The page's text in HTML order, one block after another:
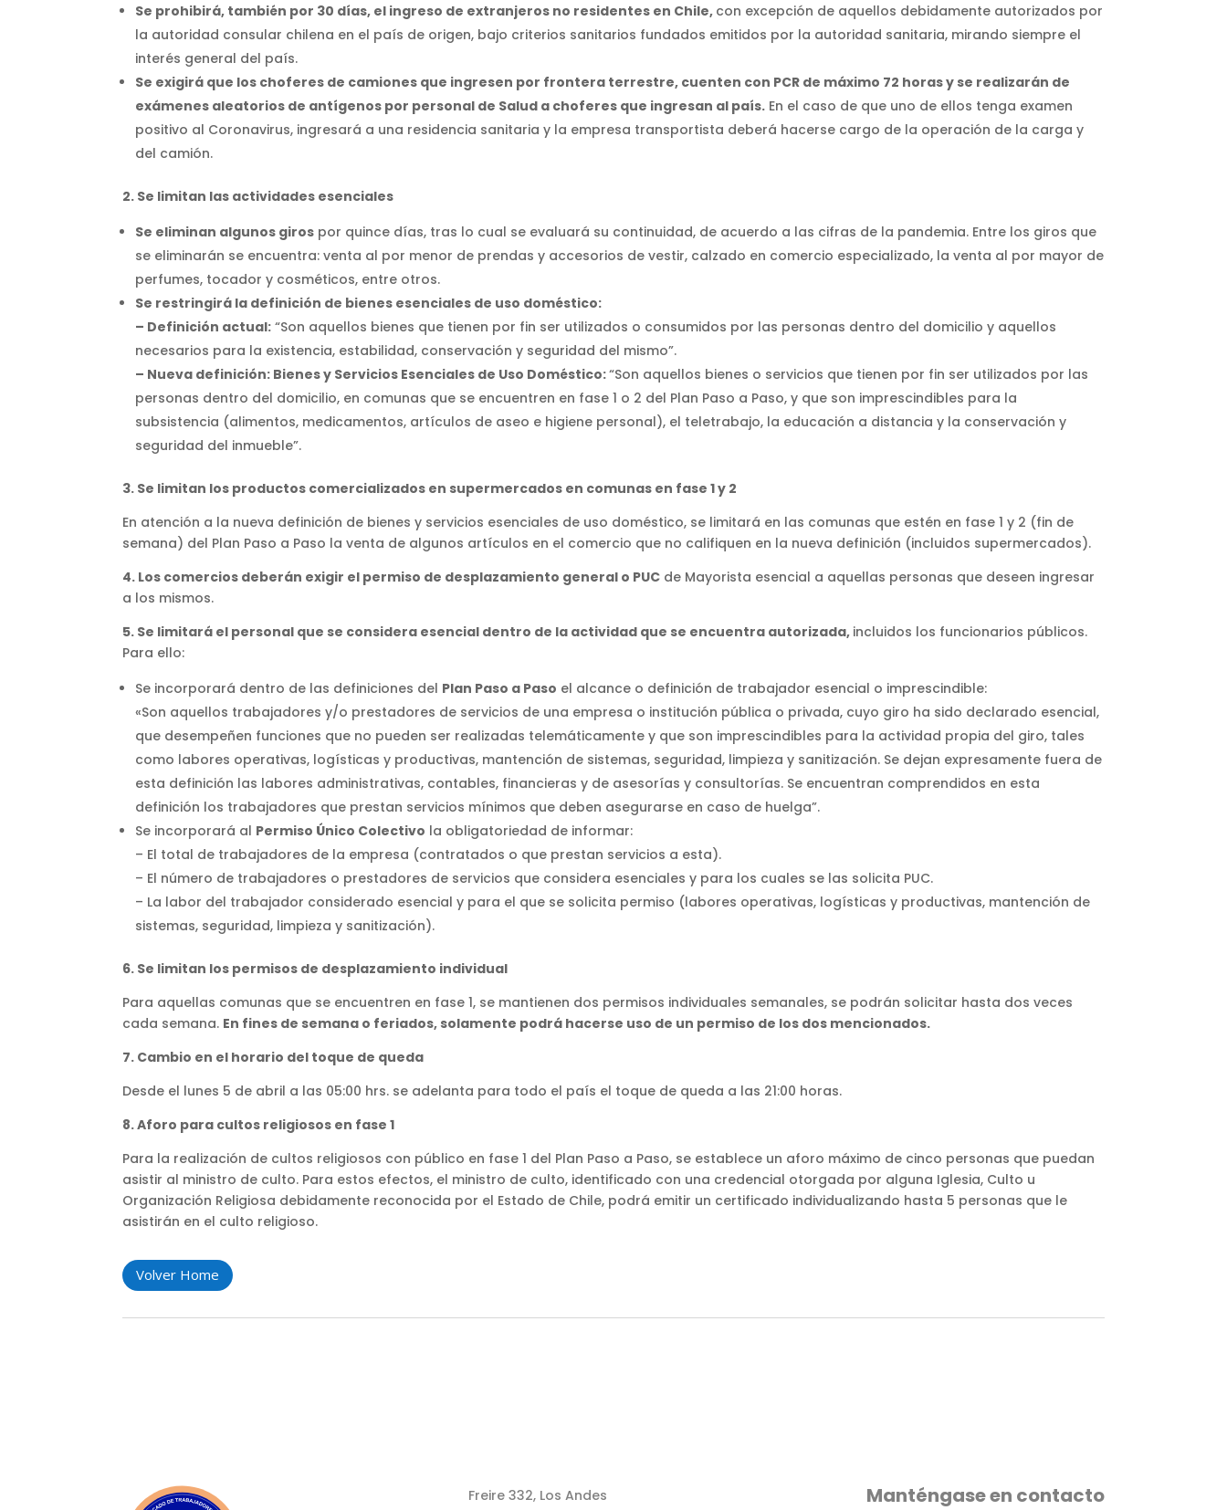
Se prohibirá, también por 30 días, el ingreso de extranjeros no residentes en Chile, con excepción de aquellos debidamente autorizados por
la autoridad consular chilena en el país de origen, bajo criterios sanitarios fundados emitidos por la autoridad sanitaria, mirando siempre el
interés general del país.
Se exigirá que los choferes de camiones que ingresen por frontera terrestre, cuenten con PCR de máximo 72 horas y se realizarán de
exámenes aleatorios de antígenos por personal de Salud a choferes que ingresan al país. En el caso de que uno de ellos tenga examen
positivo al Coronavirus, ingresará a una residencia sanitaria y la empresa transportista deberá hacerse cargo de la operación de la carga y
del camión.
2. Se limitan las actividades esenciales
Se eliminan algunos giros por quince días, tras lo cual se evaluará su continuidad, de acuerdo a las cifras de la pandemia. Entre los giros que
se eliminarán se encuentra: venta al por menor de prendas y accesorios de vestir, calzado en comercio especializado, la venta al por mayor de
perfumes, tocador y cosméticos, entre otros.
Se restringirá la definición de bienes esenciales de uso doméstico:
– Definición actual: “Son aquellos bienes que tienen por fin ser utilizados o consumidos por las personas dentro del domicilio y aquellos
necesarios para la existencia, estabilidad, conservación y seguridad del mismo”.
– Nueva definición: Bienes y Servicios Esenciales de Uso Doméstico:“Son aquellos bienes o servicios que tienen por fin ser utilizados por las
personas dentro del domicilio, en comunas que se encuentren en fase 1 o 2 del Plan Paso a Paso, y que son imprescindibles para la
subsistencia (alimentos, medicamentos, artículos de aseo e higiene personal), el teletrabajo, la educación a distancia y la conservación y
seguridad del inmueble”.
3. Se limitan los productos comercializados en supermercados en comunas en fase 1 y 2
En atención a la nueva definición de bienes y servicios esenciales de uso doméstico, se limitará en las comunas que estén en fase 1 y 2 (fin de
semana) del Plan Paso a Paso la venta de algunos artículos en el comercio que no califiquen en la nueva definición (incluidos supermercados).
4. Los comercios deberán exigir el permiso de desplazamiento general o PUC de Mayorista esencial a aquellas personas que deseen ingresar
a los mismos.
5. Se limitará el personal que se considera esencial dentro de la actividad que se encuentra autorizada, incluidos los funcionarios públicos.
Para ello:
Se incorporará dentro de las definiciones del Plan Paso a Paso el alcance o definición de trabajador esencial o imprescindible:
«Son aquellos trabajadores y/o prestadores de servicios de una empresa o institución pública o privada, cuyo giro ha sido declarado esencial,
que desempeñen funciones que no pueden ser realizadas telemáticamente y que son imprescindibles para la actividad propia del giro, tales
como labores operativas, logísticas y productivas, mantención de sistemas, seguridad, limpieza y sanitización. Se dejan expresamente fuera de
esta definición las labores administrativas, contables, financieras y de asesorías y consultorías. Se encuentran comprendidos en esta
definición los trabajadores que prestan servicios mínimos que deben asegurarse en caso de huelga”.
Se incorporará al Permiso Único Colectivo la obligatoriedad de informar:
– El total de trabajadores de la empresa (contratados o que prestan servicios a esta).
– El número de trabajadores o prestadores de servicios que considera esenciales y para los cuales se las solicita PUC.
– La labor del trabajador considerado esencial y para el que se solicita permiso (labores operativas, logísticas y productivas, mantención de
sistemas, seguridad, limpieza y sanitización).
6. Se limitan los permisos de desplazamiento individual
Para aquellas comunas que se encuentren en fase 1, se mantienen dos permisos individuales semanales, se podrán solicitar hasta dos veces
cada semana. En fines de semana o feriados, solamente podrá hacerse uso de un permiso de los dos mencionados.
7. Cambio en el horario del toque de queda
Desde el lunes 5 de abril a las 05:00 hrs. se adelanta para todo el país el toque de queda a las 21:00 horas.
8. Aforo para cultos religiosos en fase 1
Para la realización de cultos religiosos con público en fase 1 del Plan Paso a Paso, se establece un aforo máximo de cinco personas que puedan
asistir al ministro de culto. Para estos efectos, el ministro de culto, identificado con una credencial otorgada por alguna Iglesia, Culto u
Organización Religiosa debidamente reconocida por el Estado de Chile, podrá emitir un certificado individualizando hasta 5 personas que le
asistirán en el culto religioso.
Volver Home
Freire 332, Los Andes
Manténgase en contacto